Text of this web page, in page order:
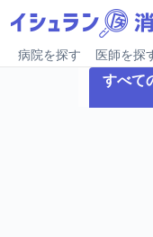
病院を探す 医師を探
すべて